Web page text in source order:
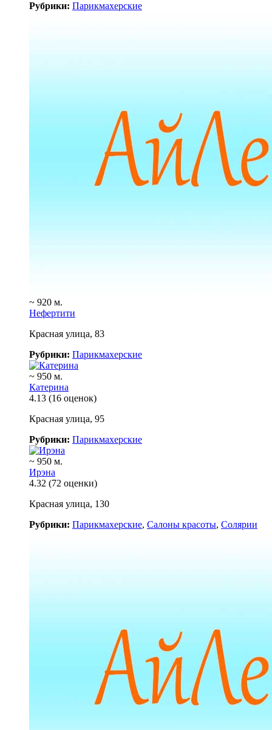
Рубрики: Парикмахерские
~ 920 м.
Нефертити
Красная улица, 83
Рубрики: Парикмахерские
~ 950 м.
Катерина
4.13 (16 оценок)
Красная улица, 95
Рубрики: Парикмахерские
~ 950 м.
Ирэна
4.32 (72 оценки)
Красная улица, 130
Рубрики: Парикмахерские, Салоны красоты, Солярии